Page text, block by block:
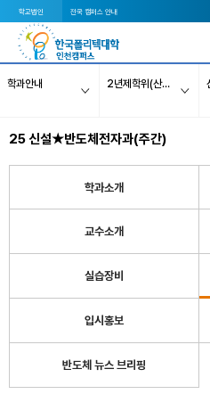
학교법인 전국 캠퍼스 안내
학과안내 2년제학위(산업학사 취득)
25 신설★반도체전자과(주간)
학과소개
교수소개
실습장비
입시홍보
반도체 뉴스 브리핑